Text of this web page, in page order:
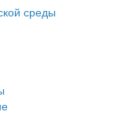
округа
учтенных
среды